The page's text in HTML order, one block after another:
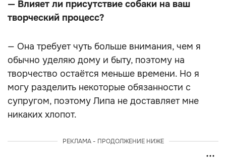
— Влияет ли присутствие собаки на ваш
творческий процесс?
— Она требует чуть больше внимания, чем я
обычно уделяю дому и быту, поэтому на
творчество остаётся меньше времени. Но я
могу разделить некоторые обязанности с
супругом, поэтому Липа не доставляет мне
никаких хлопот.
РЕКЛАМА - ПРОДОЛЖЕНИЕ НИЖЕ